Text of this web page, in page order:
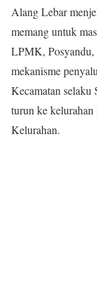
Alang Lebar
memang untuk
LPMK, Posyandu,
mekanisme
Kecamatan selaku
turun ke
Kelurahan.